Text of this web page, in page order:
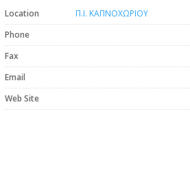
Location
Π.Ι. ΚΑΠΝΟΧΩΡΙΟΥ
Phone
Fax
Email
Web Site